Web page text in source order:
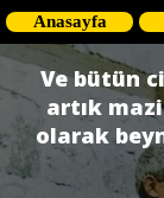
Anasayfa
Ve bütün
artık
olarak